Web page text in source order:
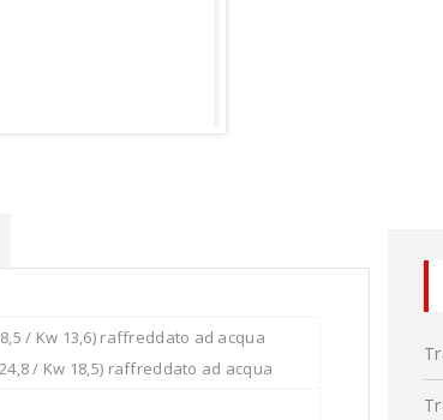
/ Kw 13,6) raffreddato ad acqua
/ Kw 18,5) raffreddato ad acqua